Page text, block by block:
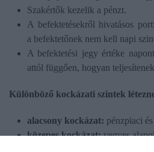
Szakértők kezelik a pénzt.
A befektetésekről hivatásos
a befektetőnek nem kell napi
A befektetési jegy értéke
attól függően, hogyan
Különböző kockázati szintek
alacsony kockázat: pénzpiaci
közepes kockázat:vegyes